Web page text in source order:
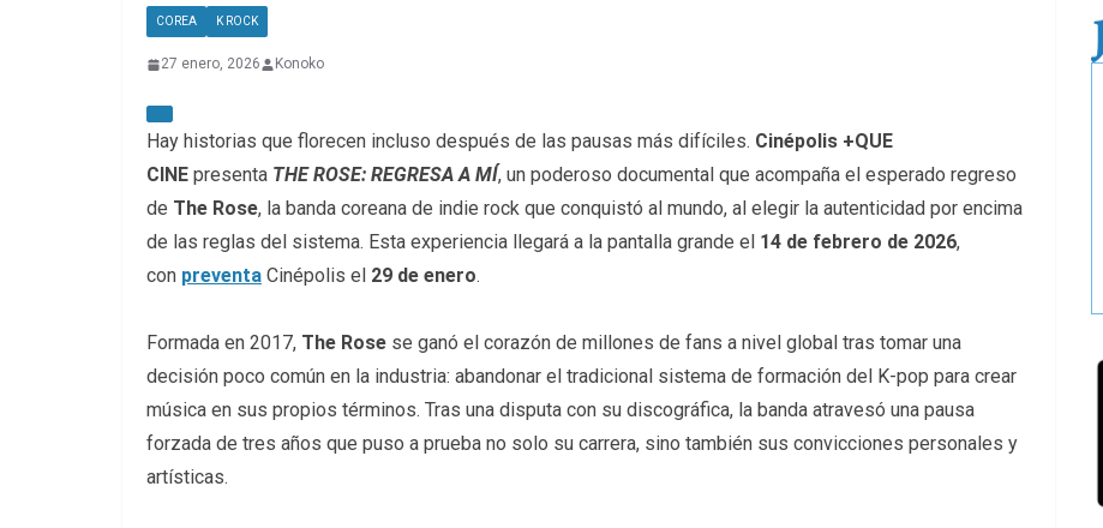
COREA K ROCK
27 enero, 2026 Konoko
Hay historias que florecen incluso después de las pausas más difíciles. Cinépolis +QUE
CINE presenta THE ROSE: REGRESA A MÍ, un poderoso documental que acompaña el esperado regreso
de The Rose, la banda coreana de indie rock que conquistó al mundo, al elegir la autenticidad por encima
de las reglas del sistema. Esta experiencia llegará a la pantalla grande el 14 de febrero de 2026,
con preventa Cinépolis el 29 de enero.
Formada en 2017, The Rose se ganó el corazón de millones de fans a nivel global tras tomar una
decisión poco común en la industria: abandonar el tradicional sistema de formación del K-pop para crear
música en sus propios términos. Tras una disputa con su discográfica, la banda atravesó una pausa
forzada de tres años que puso a prueba no solo su carrera, sino también sus convicciones personales y
artísticas.